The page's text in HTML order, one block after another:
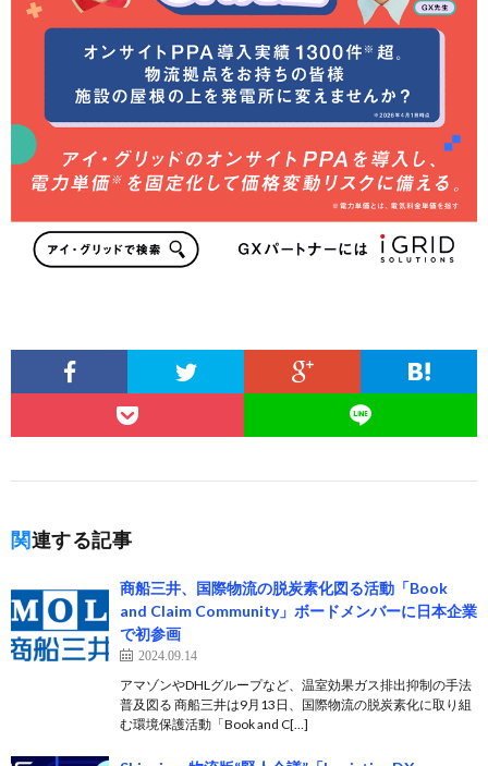
関連する記事
商船三井、国際物流の脱炭素化図る活動「Book
and Claim Community」ボードメンバーに日本企業
で初参画
2024.09.14
アマゾンやDHLグループなど、温室効果ガス排出抑制の手法
普及図る 商船三井は9月13日、国際物流の脱炭素化に取り組
む環境保護活動「Book and C[…]